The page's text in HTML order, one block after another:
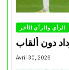
الرأي والرأي الأخر
دون ألقاب
Avril 30, 2026